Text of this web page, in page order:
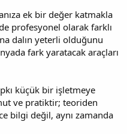
ek bir değer katmakla
profesyonel olarak farklı
dalın yeterli olduğunu
fark yaratacak araçları
küçük bir işletmeye
ve pratiktir; teoriden
bilgi değil, aynı zamanda